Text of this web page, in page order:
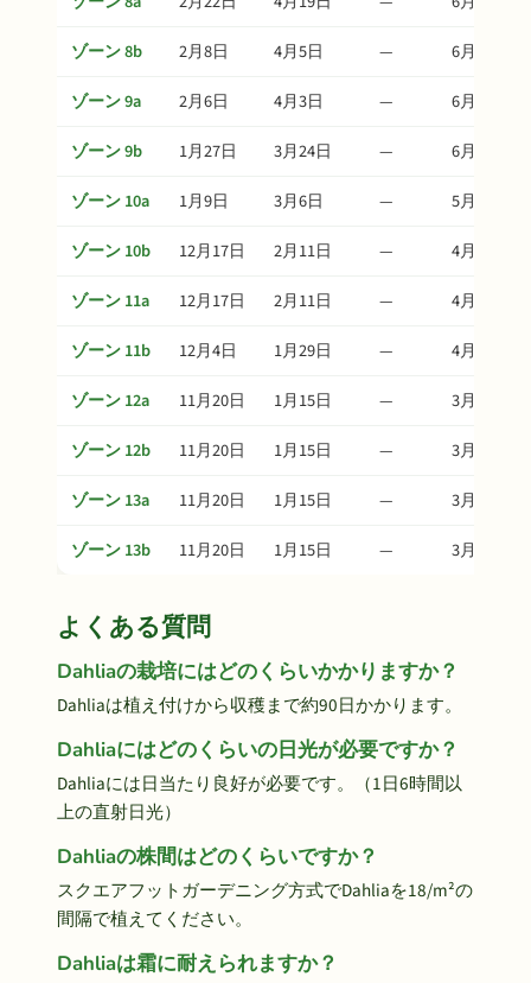
ゾーン 8b
2月8日 4月5日 —
6月14日
ゾーン 9a
2月6日 4月3日 —
6月12日
ゾーン 9b
1月27日 3月24日 —
6月2日
ゾーン 10a
1月9日 3月6日 —
5月15日
ゾーン 10b
12月17日 2月11日 —
4月22日
ゾーン 11a
12月17日 2月11日 —
4月22日
ゾーン 11b
12月4日 1月29日 —
4月9日
ゾーン 12a
11月20日 1月15日 —
3月26日
ゾーン 12b
11月20日 1月15日 —
3月26日
ゾーン 13a
11月20日 1月15日 —
3月26日
ゾーン 13b
11月20日 1月15日 — 3月26日
よくある質問
Dahliaの栽培にはどのくらいかかりますか？
Dahliaは植え付けから収穫まで約90日かかります。
Dahliaにはどのくらいの日光が必要ですか？
Dahliaには日当たり良好が必要です。（1日6時間以
上の直射日光）
Dahliaの株間はどのくらいですか？
スクエアフットガーデニング方式でDahliaを18/m²の
間隔で植えてください。
Dahliaは霜に耐えられますか？